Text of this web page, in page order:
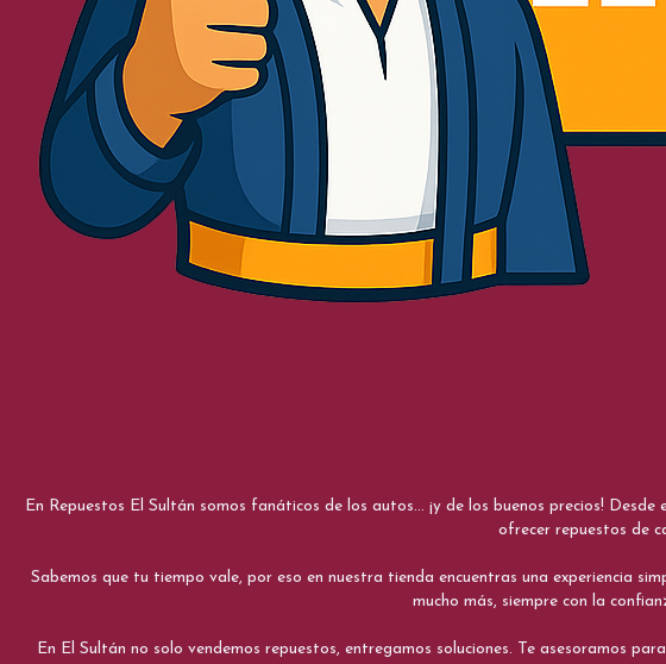
En Repuestos El Sultán somos fanáticos de los autos... ¡y de los buenos precios!
ofrecer repuestos de
Sabemos que tu tiempo vale, por eso en nuestra tienda encuentras una experiencia
mucho más, siempre con la
En El Sultán no solo vendemos repuestos, entregamos soluciones. Te asesoramos